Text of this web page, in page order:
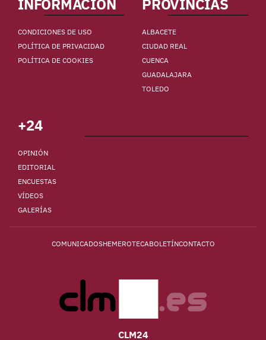
INFORMACIÓN
CONDICIONES DE USO
POLÍTICA DE PRIVACIDAD
POLÍTICA DE COOKIES
PROVINCIAS
ALBACETE
CIUDAD REAL
CUENCA
GUADALAJARA
TOLEDO
+24
OPINIÓN
EDITORIAL
ENCUESTAS
VÍDEOS
GALERÍAS
COMUNICADOSHEMEROTECABOLETÍNCONTACTO
CLM24